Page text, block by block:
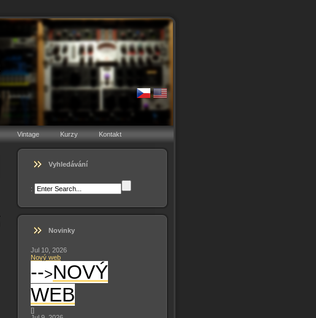
Vintage Kurzy Kontakt
Vyhledávání
:
Novinky
Jul 10, 2026
Nový web
-->NOVÝ
WEB
[]